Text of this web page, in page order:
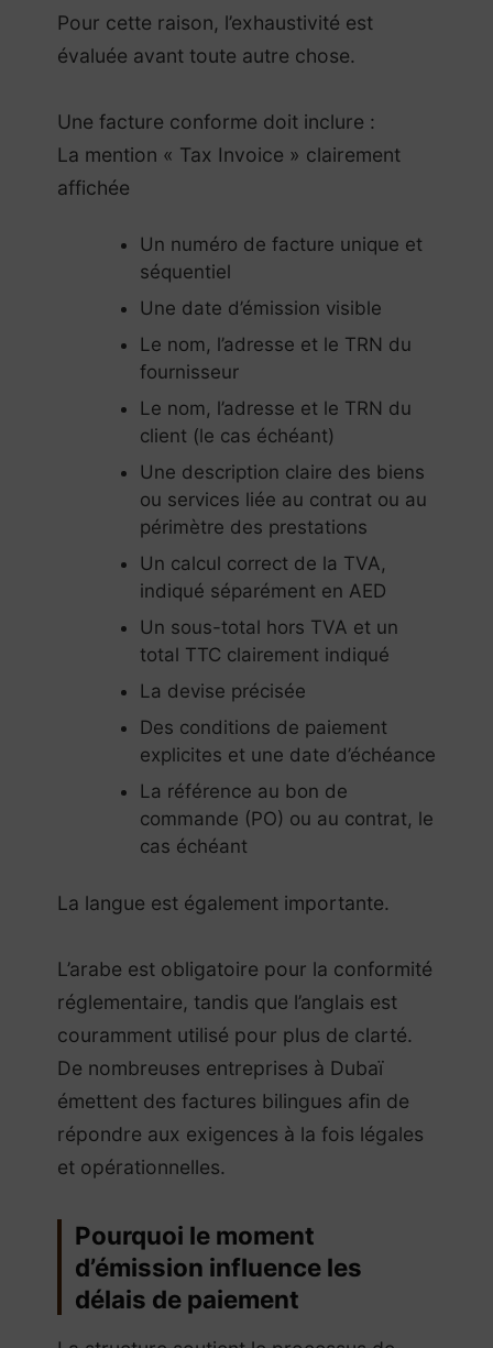
Pour cette raison, l’exhaustivité est
évaluée avant toute autre chose.
Une facture conforme doit inclure :
La mention « Tax Invoice » clairement
affichée
Un numéro de facture unique et
séquentiel
Une date d’émission visible
Le nom, l’adresse et le TRN du
fournisseur
Le nom, l’adresse et le TRN du
client (le cas échéant)
Une description claire des biens
ou services liée au contrat ou au
périmètre des prestations
Un calcul correct de la TVA,
indiqué séparément en AED
Un sous-total hors TVA et un
total TTC clairement indiqué
La devise précisée
Des conditions de paiement
explicites et une date d’échéance
La référence au bon de
commande (PO) ou au contrat, le
cas échéant
La langue est également importante.
L’arabe est obligatoire pour la conformité
réglementaire, tandis que l’anglais est
couramment utilisé pour plus de clarté.
De nombreuses entreprises à Dubaï
émettent des factures bilingues afin de
répondre aux exigences à la fois légales
et opérationnelles.
Pourquoi le moment
d’émission influence les
délais de paiement